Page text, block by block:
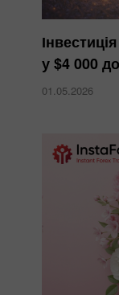
у $4 000
01.05.2026